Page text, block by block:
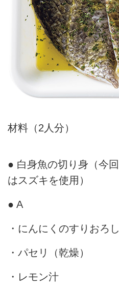
材料（2人分）
● 白身魚の切り身（今回
はスズキを使用）
● A
・にんにくのすりおろし
・パセリ（乾燥）
・レモン汁